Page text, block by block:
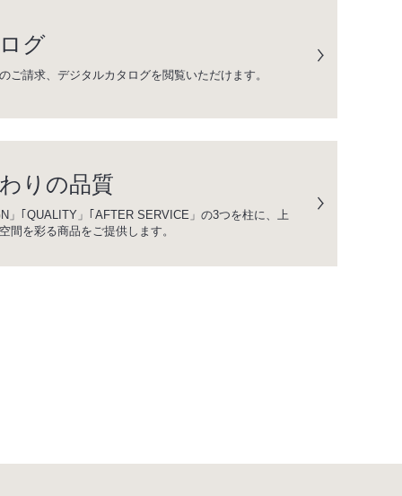
グ
ご請求、デジタルカタログを閲覧いただけます。
りの品質
」｢QUALITY」｢AFTER SERVICE」の3つを柱に、上
間を彩る商品をご提供します。